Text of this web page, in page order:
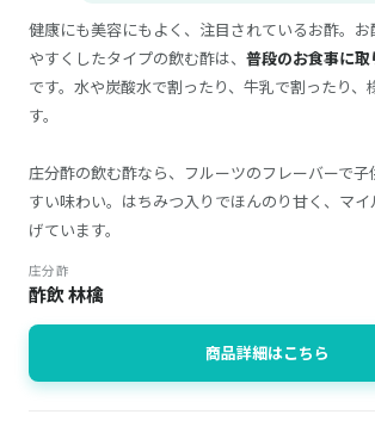
健康にも美容にもよく、注目されているお酢。
やすくしたタイプの飲む酢は、 普段のお食事に
です。水や炭酸水で割ったり、牛乳で割ったり、
す。
庄分酢の飲む酢なら、フルーツのフレーバーで子
すい味わい。はちみつ入りでほんのり甘く、マ
げています。
庄分酢
酢飲 林檎
商品詳細はこちら